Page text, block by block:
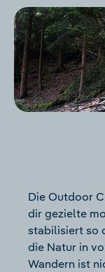
Die Outdoor
dir gezielte
stabilisiert so
die Natur in
Wandern ist